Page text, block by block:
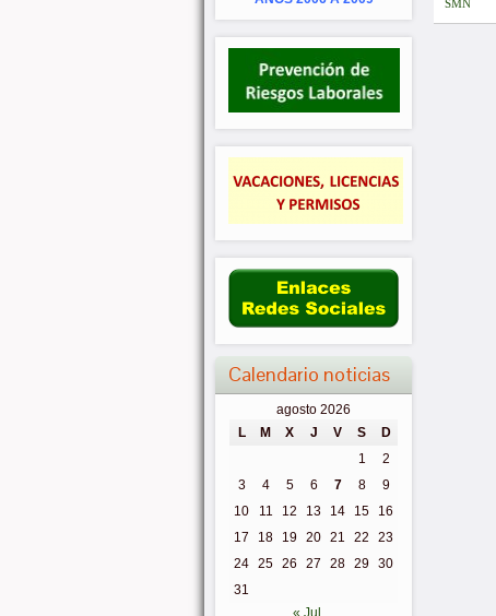
Calendario noticias
agosto 2026
L
M X J V S
D
1
2
3
4 5 6 7 8
9
10
11 12 13 14 15
16
17
18 19 20 21 22
23
24 25 26 27 28 29 30
31
SMN